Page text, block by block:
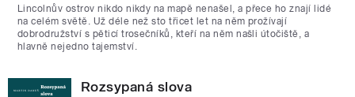
Lincolnův ostrov nikdo nikdy na mapě nenašel, a přece ho znají lidé
na celém světě. Už déle než sto třicet let na něm prožívají
dobrodružství s pěticí trosečníků, kteří na něm našli útočiště, a
hlavně nejedno tajemství.
Rozsypaná slova